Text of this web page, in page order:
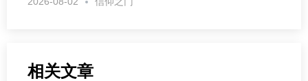
相关文章